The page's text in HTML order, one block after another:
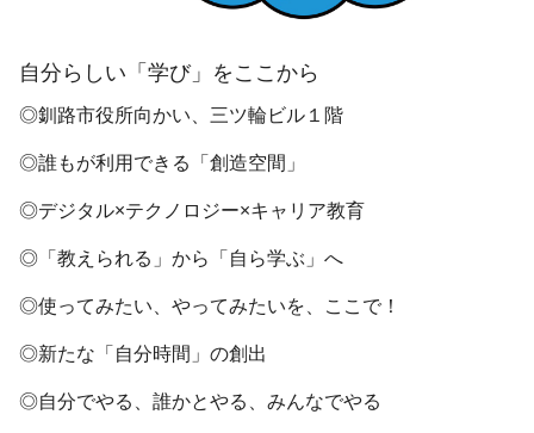
自分らしい「学び」をここから
◎釧路市役所向かい、三ツ輪ビル１階
◎誰もが利用できる「創造空間」
◎デジタル×テクノロジー×キャリア教育
◎「教えられる」から「自ら学ぶ」へ
◎使ってみたい、やってみたいを、ここで！
◎新たな「自分時間」の創出
◎自分でやる、誰かとやる、みんなでやる